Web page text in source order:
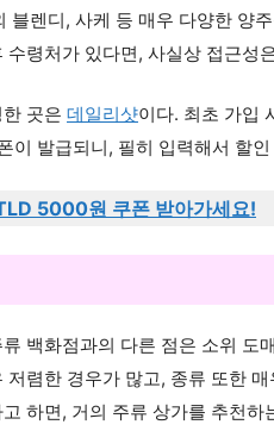
블렌디, 사케 등 매우 다양한 양
수령처가 있다면, 사실상 접근성
곳은 데일리샷이다. 최초 가입
이 발급되니, 필히 입력해서 할
5000원 쿠폰 받아가세요!
백화점과의 다른 점은 소위 도
렴한 경우가 많고, 종류 또한
하면, 거의 주류 상가를 추천하